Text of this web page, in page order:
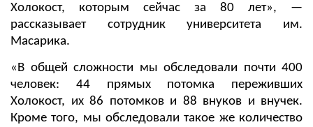
Холокост, которым сейчас за 80 лет», —
рассказывает сотрудник университета им.
Масарика.
«В общей сложности мы обследовали почти 400
человек: 44 прямых потомка переживших
Холокост, их 86 потомков и 88 внуков и внучек.
Кроме того, мы обследовали такое же количество